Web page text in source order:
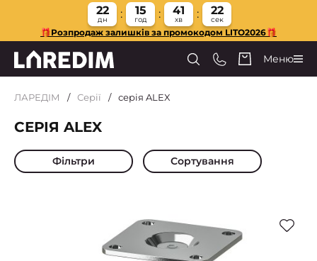
22
дн
15
год
41
хв
21
сек
🎁Розпродаж залишків за промокодом LITO2026🎁
Меню
ЛАРЕДІМ Серії серія ALEX
СЕРІЯ ALEX
Фільтри Сортування